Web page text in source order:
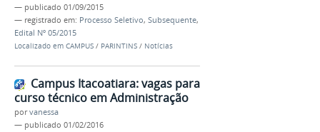
— publicado 01/09/2015
— registrado em: Processo Seletivo, Subsequente,
Edital Nº 05/2015
Localizado em CAMPUS / PARINTINS / Notícias
Campus Itacoatiara: vagas para
curso técnico em Administração
porvanessa
— publicado 01/02/2016